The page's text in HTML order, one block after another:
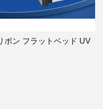
ボン フラットベッド UV